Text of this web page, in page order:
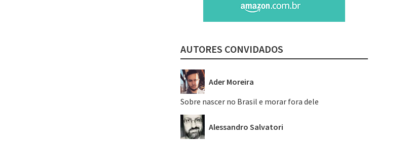
AUTORES CONVIDADOS
Ader Moreira
Sobre nascer no Brasil e morar fora dele
Alessandro Salvatori